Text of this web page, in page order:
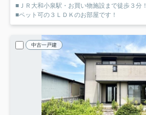
■ＪＲ大和小泉駅・お買い物施設まで徒歩３分！
■ペット可の３ＬＤＫのお部屋です！
中古一戸建